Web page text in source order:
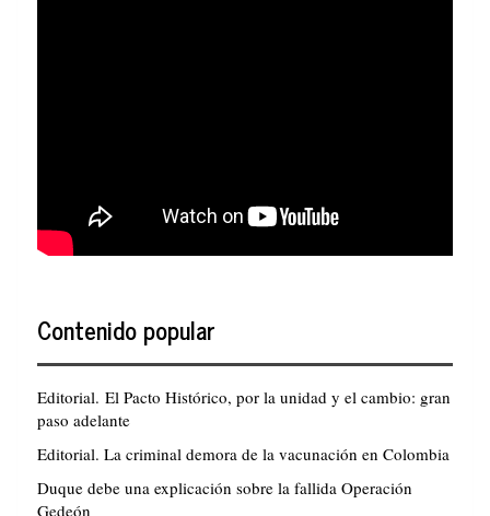
Contenido popular
Editorial. El Pacto Histórico, por la unidad y el cambio: gran
paso adelante
Editorial. La criminal demora de la vacunación en Colombia
Duque debe una explicación sobre la fallida Operación
Gedeón